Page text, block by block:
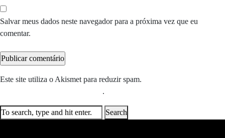
Salvar meus dados neste navegador para a próxima vez que eu
comentar.
Este site utiliza o Akismet para reduzir spam.
.
Search